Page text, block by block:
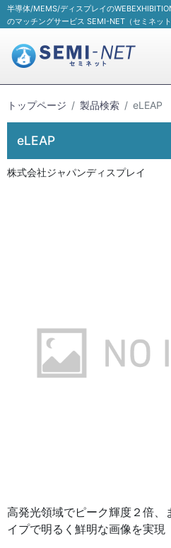
半導体/MEMS/ディスプレイの
のマッチングサービス SEMI-NET（セミネット
トップページ 製品検索 eLEAP
eLEAP
株式会社ジャパンディスプレイ
高発光領域でピーク輝度２倍、
イプで明るく鮮明な画像を実現